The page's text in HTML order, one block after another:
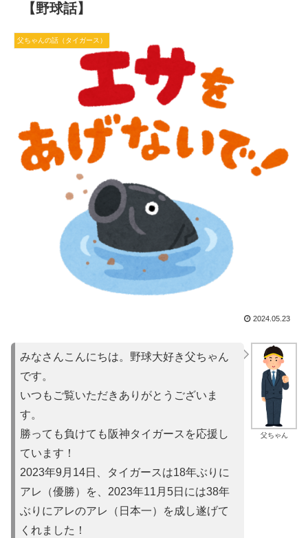
【野球話】
父ちゃんの話（タイガース）
2024.05.23
父ちゃん
みなさんこんにちは。野球大好き父ちゃん
です。
いつもご覧いただきありがとうございま
す。
勝っても負けても阪神タイガースを応援し
ています！
2023年9月14日、タイガースは18年ぶりに
アレ（優勝）を 、2023年11月5日には38年
ぶりにアレのアレ（日本一）を成し遂げて
くれました！